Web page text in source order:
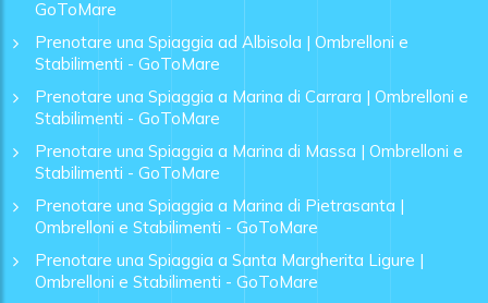
GoToMare
Prenotare una Spiaggia ad Albisola | Ombrelloni e
Stabilimenti - GoToMare
Prenotare una Spiaggia a Marina di Carrara | Ombrelloni e
Stabilimenti - GoToMare
Prenotare una Spiaggia a Marina di Massa | Ombrelloni e
Stabilimenti - GoToMare
Prenotare una Spiaggia a Marina di Pietrasanta |
Ombrelloni e Stabilimenti - GoToMare
Prenotare una Spiaggia a Santa Margherita Ligure |
Ombrelloni e Stabilimenti - GoToMare